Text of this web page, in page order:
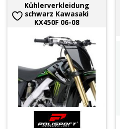
Kühlerverkleidung
schwarz Kawasaki
KX450F 06-08